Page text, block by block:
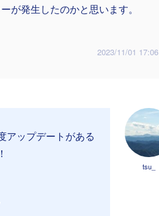
が発生したのかと思います。
2023/11/01 17:06
tsu_
アップデートがある